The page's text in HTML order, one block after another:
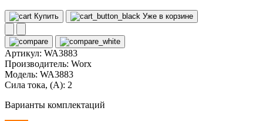
Купить Уже в корзине
Артикул: WA3883
Производитель: Worx
Модель: WA3883
Сила тока, (А): 2
Варианты комплектаций